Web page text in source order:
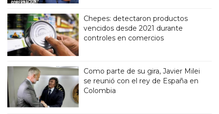
Chepes: detectaron productos
vencidos desde 2021 durante
controles en comercios
Como parte de su gira, Javier Milei
se reunió con el rey de España en
Colombia